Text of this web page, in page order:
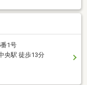
1号
央駅 徒歩13分